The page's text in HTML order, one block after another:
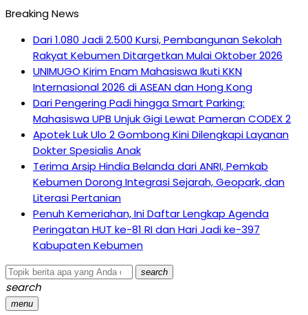
Breaking News
Dari 1.080 Jadi 2.500 Kursi, Pembangunan Sekolah
Rakyat Kebumen Ditargetkan Mulai Oktober 2026
UNIMUGO Kirim Enam Mahasiswa Ikuti KKN
Internasional 2026 di ASEAN dan Hong Kong
Dari Pengering Padi hingga Smart Parking:
Mahasiswa UPB Unjuk Gigi Lewat Pameran CODEX 2
Apotek Luk Ulo 2 Gombong Kini Dilengkapi Layanan
Dokter Spesialis Anak
Terima Arsip Hindia Belanda dari ANRI, Pemkab
Kebumen Dorong Integrasi Sejarah, Geopark, dan
Literasi Pertanian
Penuh Kemeriahan, Ini Daftar Lengkap Agenda
Peringatan HUT ke-81 RI dan Hari Jadi ke-397
Kabupaten Kebumen
search
search
menu